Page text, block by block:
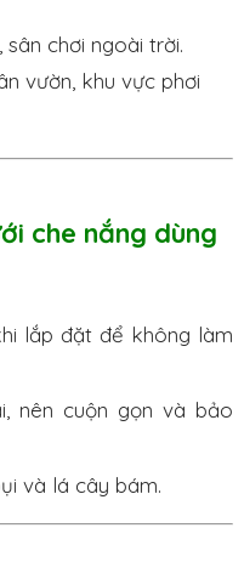
sân chơi ngoài trời.
vườn, khu vực phơi
che nắng dùng
lắp đặt để không làm
nên cuộn gọn và bảo
và lá cây bám.